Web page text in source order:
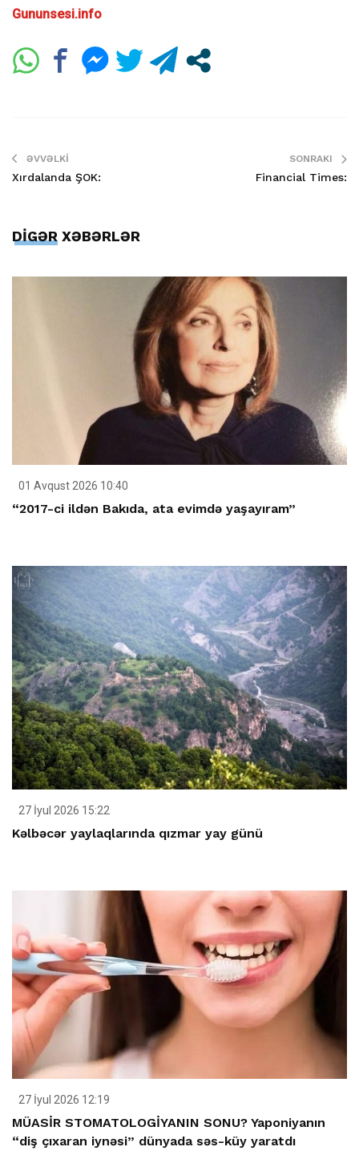
Gununsesi.info
ƏVVƏLKI
Xırdalanda ŞOK:
SONRAKI
Financial Times:
DİGƏR XƏBƏRLƏR
01 Avqust 2026 10:40
“2017-ci ildən Bakıda, ata evimdə yaşayıram”
27 İyul 2026 15:22
Kəlbəcər yaylaqlarında qızmar yay günü
27 İyul 2026 12:19
MÜASİR STOMATOLOGİYANIN SONU? Yaponiyanın
“diş çıxaran iynəsi” dünyada səs-küy yaratdı